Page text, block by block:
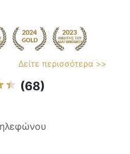
Δείτε περισσότερα >>
(68)